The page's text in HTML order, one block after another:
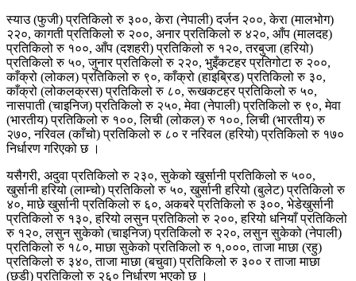
स्याउ (फुजी) प्रतिकिलो रु ३००, केरा (नेपाली) दर्जन २००, केरा (मालभोग)
२२०, कागती प्रतिकिलो रु २००, अनार प्रतिकिलो रु ४२०, आँप (मालदह)
प्रतिकिलो रु १००, आँप (दशहरी) प्रतिकिलो रु १२०, तरबुजा (हरियो)
प्रतिकिलो रु ५०, जुनार प्रतिकिलो रु २२०, भुइँकटहर प्रतिगोटा रु २००,
काँक्रो (लोकल) प्रतिकिलो रु ९०, काँक्रो (हाइब्रिड) प्रतिकिलो रु ३०,
काँक्रो (लोकलक्रस) प्रतिकिलो रु ८०, रूखकटहर प्रतिकिलो रु ५०,
नासपाती (चाइनिज) प्रतिकिलो रु २५०, मेवा (नेपाली) प्रतिकिलो रु ९०, मेवा
(भारतीय) प्रतिकिलो रु १००, लिची (लोकल) रु १००, लिची (भारतीय) रु
२७०, नरिवल (काँचो) प्रतिकिलो रु ८० र नरिवल (हरियो) प्रतिकिलो रु १७०
निर्धारण गरिएको छ ।
यसैगरी, अदुवा प्रतिकिलो रु २३०, सुकेको खुर्सानी प्रतिकिलो रु ५००,
खुर्सानी हरियो (लाम्चो) प्रतिकिलो रु ५०, खुर्सानी हरियो (बुलेट) प्रतिकिलो रु
४०, माछे खुर्सानी प्रतिकिलो रु ६०, अकबरे प्रतिकिलो रु ३००, भेडेखुर्सानी
प्रतिकिलो रु १३०, हरियो लसुन प्रतिकिलो रु २००, हरियो धनियाँ प्रतिकिलो
रु १२०, लसुन सुकेको (चाइनिज) प्रतिकिलो रु २२०, लसुन सुकेको (नेपाली)
प्रतिकिलो रु १८०, माछा सुकेको प्रतिकिलो रु १,०००, ताजा माछा (रहु)
प्रतिकिलो रु ३४०, ताजा माछा (बचुवा) प्रतिकिलो रु ३०० र ताजा माछा
(छडी) प्रतिकिलो रु २६० निर्धारण भएको छ ।